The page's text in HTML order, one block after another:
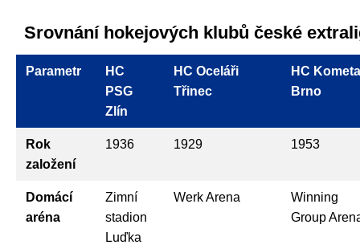
Srovnání hokejových klubů české
Parametr
HC
PSG
Zlín
HC Oceláři
Třinec
HC Kometa
Brno
Rok
založení
1936 1929 1953
Domácí
aréna
Zimní
stadion
Luďka
Werk Arena
Winning
Group